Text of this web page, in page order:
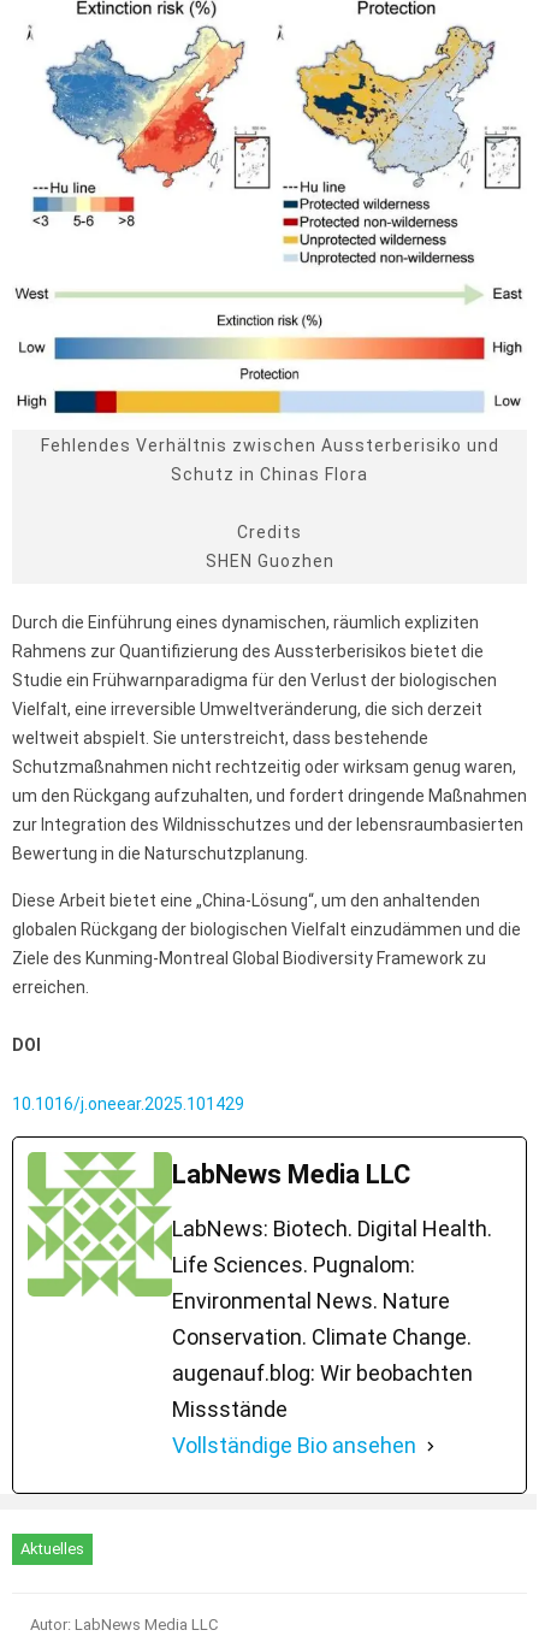
Fehlendes Verhältnis zwischen Aussterberisiko und
Schutz in Chinas Flora
Credits
SHEN Guozhen
Durch die Einführung eines dynamischen, räumlich expliziten
Rahmens zur Quantifizierung des Aussterberisikos bietet die
Studie ein Frühwarnparadigma für den Verlust der biologischen
Vielfalt, eine irreversible Umweltveränderung, die sich derzeit
weltweit abspielt. Sie unterstreicht, dass bestehende
Schutzmaßnahmen nicht rechtzeitig oder wirksam genug waren,
um den Rückgang aufzuhalten, und fordert dringende Maßnahmen
zur Integration des Wildnisschutzes und der lebensraumbasierten
Bewertung in die Naturschutzplanung.
Diese Arbeit bietet eine „China-Lösung“, um den anhaltenden
globalen Rückgang der biologischen Vielfalt einzudämmen und die
Ziele des Kunming-Montreal Global Biodiversity Framework zu
erreichen.
DOI
10.1016/j.oneear.2025.101429
LabNews Media LLC
LabNews: Biotech. Digital Health.
Life Sciences. Pugnalom:
Environmental News. Nature
Conservation. Climate Change.
augenauf.blog: Wir beobachten
Missstände
Vollständige Bio ansehen
Aktuelles
Autor: LabNews Media LLC